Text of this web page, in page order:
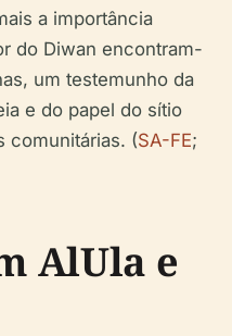
a importância
do Diwan encontram-
um testemunho da
e do papel do sítio
comunitárias. (SA-FE;
AlUla e